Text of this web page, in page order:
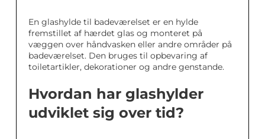
En glashylde til badeværelset er en hylde
fremstillet af hærdet glas og monteret på
væggen over håndvasken eller andre områder på
badeværelset. Den bruges til opbevaring af
toiletartikler, dekorationer og andre genstande.
Hvordan har glashylder
udviklet sig over tid?